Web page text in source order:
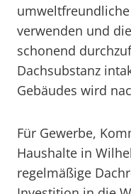
verwenden und
schonend
Dachsubstanz
Gebäudes wird
Für Gewerbe,
Haushalte in
regelmäßige